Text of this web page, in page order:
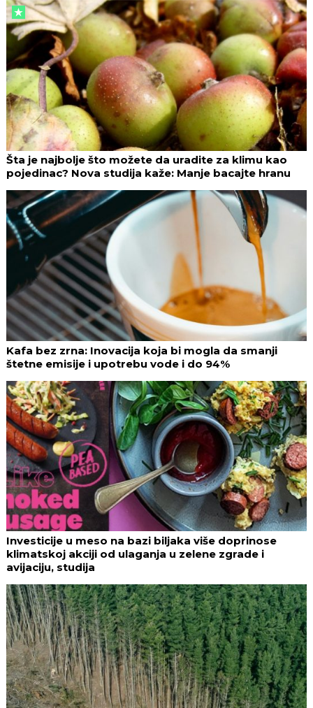
Šta je najbolje što možete da uradite za klimu kao
pojedinac? Nova studija kaže: Manje bacajte hranu
Kafa bez zrna: Inovacija koja bi mogla da smanji
štetne emisije i upotrebu vode i do 94%
Investicije u meso na bazi biljaka više doprinose
klimatskoj akciji od ulaganja u zelene zgrade i
avijaciju, studija